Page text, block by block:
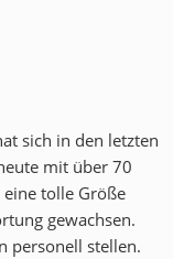
sich in den letzten
mit über 70
tolle Größe
gewachsen.
personell stellen.